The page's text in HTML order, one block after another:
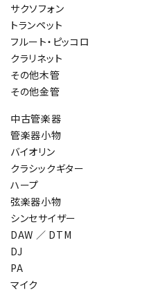
サクソフォン
トランペット
フルート・ピッコロ
クラリネット
その他木管
その他金管
中古管楽器
管楽器小物
バイオリン
クラシックギター
ハープ
弦楽器小物
シンセサイザー
DAW ／ DTM
DJ
PA
マイク